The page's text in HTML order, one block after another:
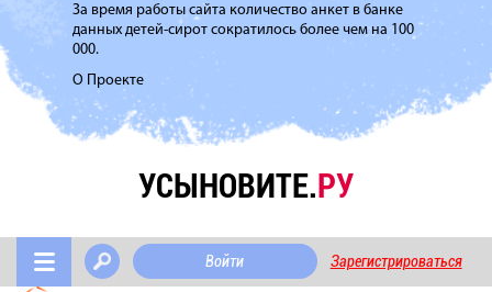
За время работы сайта количество анкет в банке
данных детей-сирот сократилось более чем на 100
000.
О Проекте
УСЫНОВИТЕ.РУ
Войти Зарегистрироваться